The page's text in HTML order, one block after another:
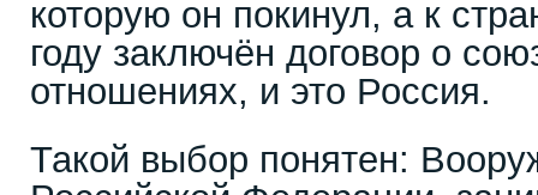
которую он покинул, а к
году заключён договор о
отношениях, и это Россия.
Такой выбор понятен: